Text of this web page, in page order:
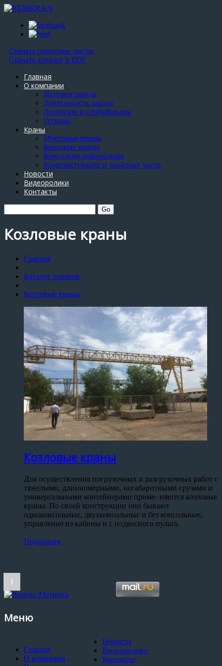
Скачать опросные листы
Скачать каталог в PDF
Главная
О компании
История завода
Деятельность завода
Лицензии и сертификаты
Отзывы
Краны
Мостовые краны
Козловые краны
Консольно-поворотные
Комплектующие и запасные части
Новости
Видеоролики
Контакты
Козловые краны
Главная
Каталог товаров
Козловые краны
Козловые краны
Для осуществления погрузочных и разгрузочных работ с
тяжелыми, длинномерными, негабаритными грузами и
универсальными контейнерами приме- няются козловые
краны. По своей конструкции они бывают
одноконсольные, двухконсольные и без консольные,
управление из кабины и с подвесного пульта.
Подробнее
1
Меню
Главная
О компании
Новости
Видеоролики
Контакты